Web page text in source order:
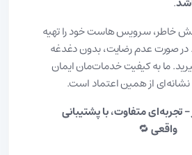
خاطر، سرویس هاست خود را تهیه
در صورت عدم رضایت، بدون دغدغه
ما به کیفیت خدمات‌مان ایمان
از همین اعتماد است.
تجربه‌ای متفاوت، با پشتیبانی
واقعی🔁